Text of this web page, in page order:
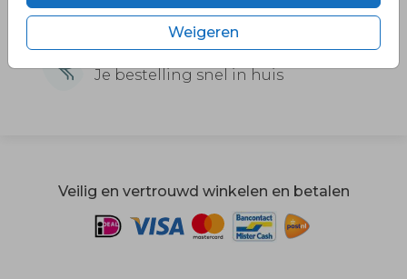
Weigeren
Snelle verzending
Je bestelling snel in huis
Veilig en vertrouwd winkelen en betalen